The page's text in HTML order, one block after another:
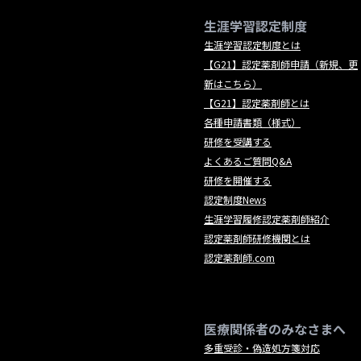
生涯学習認定制度
生涯学習認定制度とは
【G21】認定薬剤師申請（新規、更
新はこちら）
【G21】認定薬剤師とは
各種申請書類（様式）
研修を受講する
よくあるご質問Q&A
研修を開催する
認定制度News
生涯学習履修認定薬剤師紹介
認定薬剤師研修機関とは
認定薬剤師.com
医療関係者のみなさまへ
多重受診・偽造処方箋対応